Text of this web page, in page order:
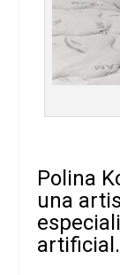
Polina
una
artificial.